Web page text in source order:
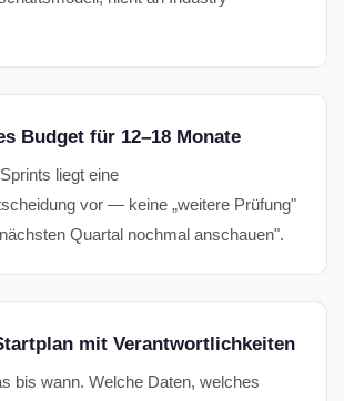
Budget für 12–18 Monate
liegt eine
vor — keine „weitere Prüfung"
Quartal nochmal anschauen".
mit Verantwortlichkeiten
bis wann. Welche Daten, welches